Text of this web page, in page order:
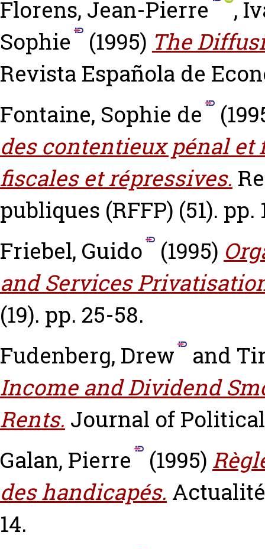
Florens, Jean-Pierre
,
Sophie
(1995) The
Revista Española de
Fontaine, Sophie de
des contentieux pénal
fiscales et répressives.
publiques (RFFP) (51). pp.
Friebel, Guido
(1995)
and Services
(19). pp. 25-58.
Fudenberg, Drew
and
Income and Dividend
Rents. Journal of Political
Galan, Pierre
(1995)
des handicapés.
14.